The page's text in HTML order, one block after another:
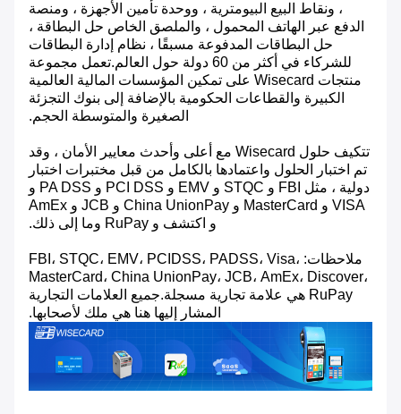
، ونقاط البيع البيومترية ، ووحدة تأمين الأجهزة ، ومنصة
الدفع عبر الهاتف المحمول ، والملصق الخاص حل البطاقة ،
حل البطاقات المدفوعة مسبقًا ، نظام إدارة البطاقات
للشركاء في أكثر من 60 دولة حول العالم.تعمل مجموعة
منتجات Wisecard على تمكين المؤسسات المالية العالمية
الكبيرة والقطاعات الحكومية بالإضافة إلى بنوك التجزئة
الصغيرة والمتوسطة الحجم.
تتكيف حلول Wisecard مع أعلى وأحدث معايير الأمان ، وقد
تم اختبار الحلول واعتمادها بالكامل من قبل مختبرات اختبار
دولية ، مثل FBI و STQC و EMV و PCI DSS و PA DSS و
VISA و MasterCard و China UnionPay و JCB و AmEx
و اكتشف و RuPay وما إلى ذلك.
ملاحظات: FBI، STQC، EMV، PCIDSS، PADSS، Visa،
MasterCard، China UnionPay، JCB، AmEx، Discover،
RuPay هي علامة تجارية مسجلة.جميع العلامات التجارية
المشار إليها هنا هي ملك لأصحابها.